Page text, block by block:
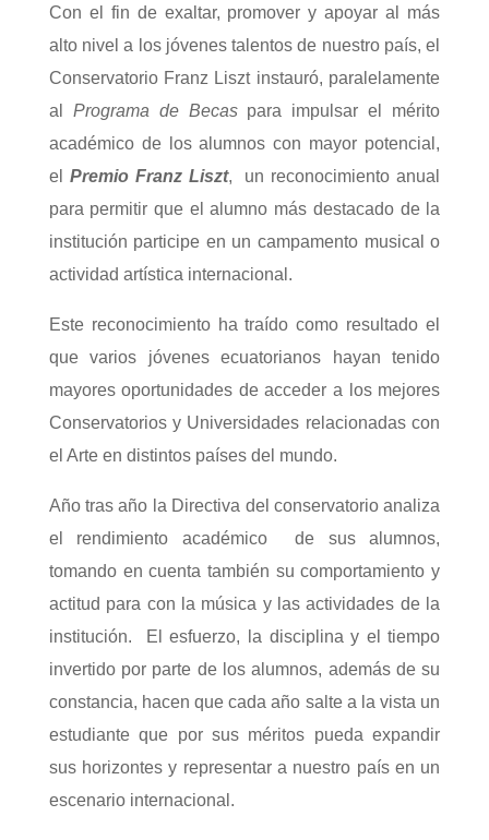
Con el fin de exaltar, promover y apoyar al más
alto nivel a los jóvenes talentos de nuestro país, el
Conservatorio Franz Liszt instauró, paralelamente
al Programa de Becas para impulsar el mérito
académico de los alumnos con mayor potencial,
el Premio Franz Liszt, un reconocimiento anual
para permitir que el alumno más destacado de la
institución participe en un campamento musical o
actividad artística internacional.
Este reconocimiento ha traído como resultado el
que varios jóvenes ecuatorianos hayan tenido
mayores oportunidades de acceder a los mejores
Conservatorios y Universidades relacionadas con
el Arte en distintos países del mundo.
Año tras año la Directiva del conservatorio analiza
el rendimiento académico de sus alumnos,
tomando en cuenta también su comportamiento y
actitud para con la música y las actividades de la
institución. El esfuerzo, la disciplina y el tiempo
invertido por parte de los alumnos, además de su
constancia, hacen que cada año salte a la vista un
estudiante que por sus méritos pueda expandir
sus horizontes y representar a nuestro país en un
escenario internacional.